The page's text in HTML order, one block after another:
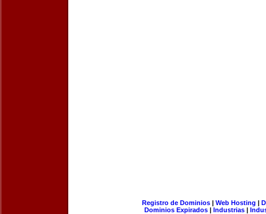
Registro de Dominios| Web Hosting |
Dominios Expirados | Industrias |